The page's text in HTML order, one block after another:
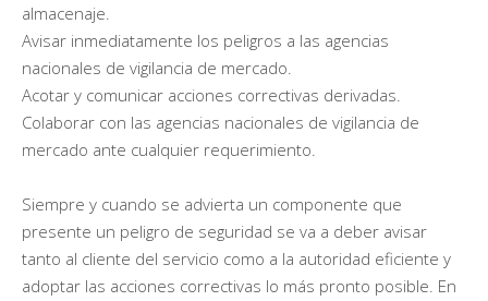
almacenaje.
Avisar inmediatamente los peligros a las agencias
nacionales de vigilancia de mercado.
Acotar y comunicar acciones correctivas derivadas.
Colaborar con las agencias nacionales de vigilancia de
mercado ante cualquier requerimiento.
Siempre y cuando se advierta un componente que
presente un peligro de seguridad se va a deber avisar
tanto al cliente del servicio como a la autoridad eficiente y
adoptar las acciones correctivas lo más pronto posible. En